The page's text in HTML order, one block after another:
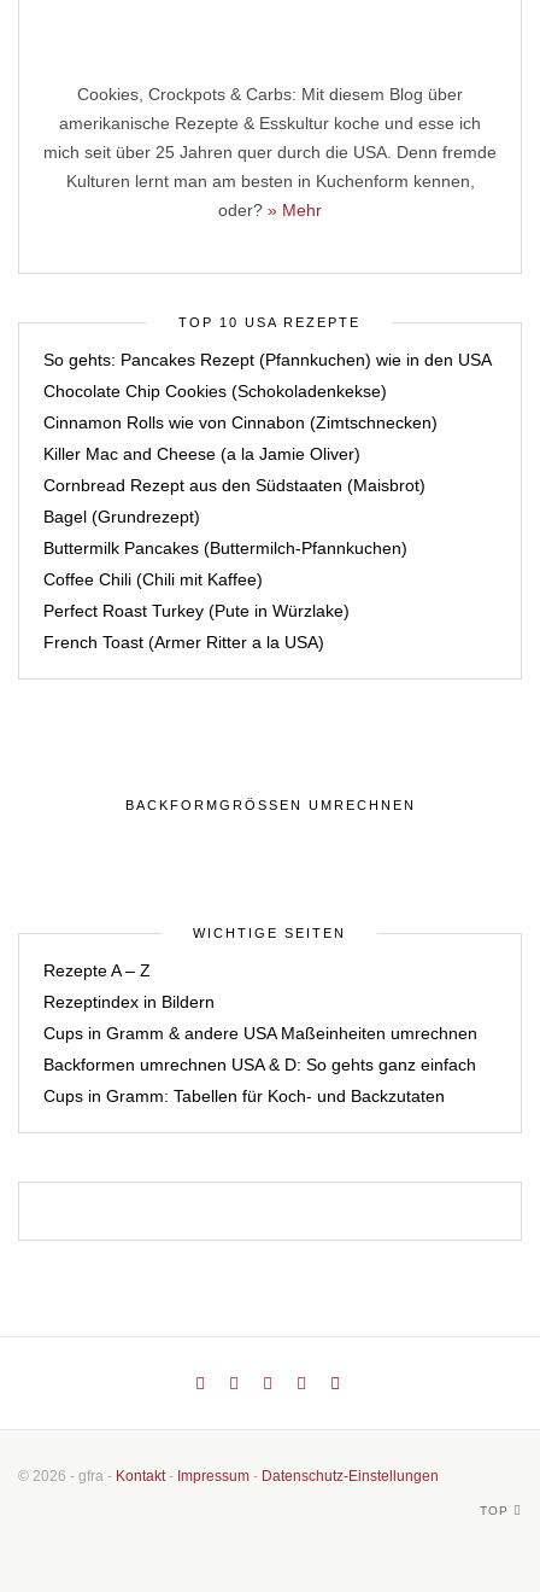
Cookies, Crockpots & Carbs: Mit diesem Blog über
amerikanische Rezepte & Esskultur koche und esse ich
mich seit über 25 Jahren quer durch die USA. Denn fremde
Kulturen lernt man am besten in Kuchenform kennen,
oder? » Mehr
TOP 10 USA REZEPTE
So gehts: Pancakes Rezept (Pfannkuchen) wie in den USA
Chocolate Chip Cookies (Schokoladenkekse)
Cinnamon Rolls wie von Cinnabon (Zimtschnecken)
Killer Mac and Cheese (a la Jamie Oliver)
Cornbread Rezept aus den Südstaaten (Maisbrot)
Bagel (Grundrezept)
Buttermilk Pancakes (Buttermilch-Pfannkuchen)
Coffee Chili (Chili mit Kaffee)
Perfect Roast Turkey (Pute in Würzlake)
French Toast (Armer Ritter a la USA)
BACKFORMGRÖSSEN UMRECHNEN
WICHTIGE SEITEN
Rezepte A – Z
Rezeptindex in Bildern
Cups in Gramm & andere USA Maßeinheiten umrechnen
Backformen umrechnen USA & D: So gehts ganz einfach
Cups in Gramm: Tabellen für Koch- und Backzutaten
© 2026 - gfra - Kontakt- Impressum - Datenschutz-Einstellungen
TOP